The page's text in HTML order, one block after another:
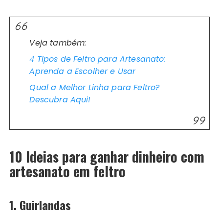
Veja também:
4 Tipos de Feltro para Artesanato:
Aprenda a Escolher e Usar
Qual a Melhor Linha para Feltro?
Descubra Aqui!
10 Ideias para ganhar dinheiro com
artesanato em feltro
1. Guirlandas